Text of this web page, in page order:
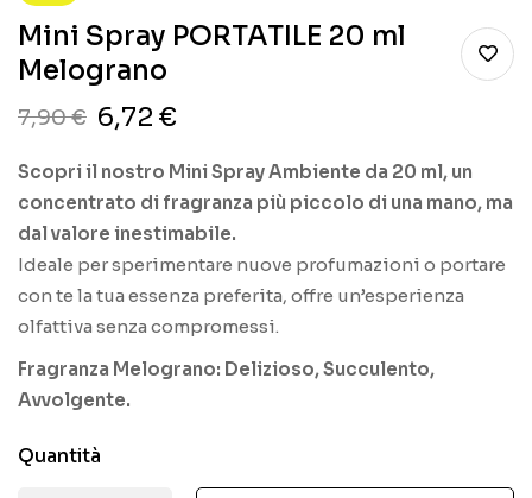
Mini Spray PORTATILE 20 ml
Melograno
7,90€ 6,72 €
Scopri il nostro Mini Spray Ambiente da 20 ml, un
concentrato di fragranza più piccolo di una mano, ma
dal valore inestimabile.
Ideale per sperimentare nuove profumazioni o portare
con te la tua essenza preferita, offre un’esperienza
olfattiva senza compromessi.
Fragranza Melograno: Delizioso, Succulento,
Avvolgente.
Quantità